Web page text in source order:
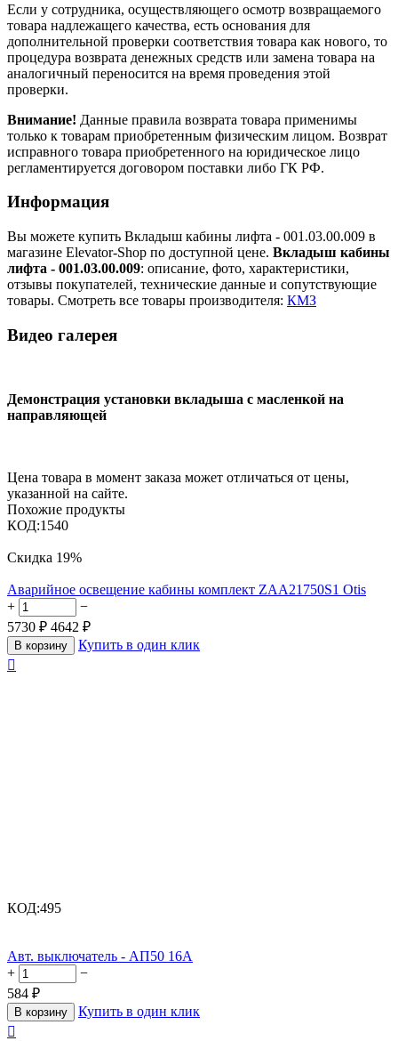
Если у сотрудника, осуществляющего осмотр возвращаемого
товара надлежащего качества, есть основания для
дополнительной проверки соответствия товара как нового, то
процедура возврата денежных средств или замена товара на
аналогичный переносится на время проведения этой
проверки.
Внимание! Данные правила возврата товара применимы
только к товарам приобретенным физическим лицом. Возврат
исправного товара приобретенного на юридическое лицо
регламентируется договором поставки либо ГК РФ.
Информация
Вы можете купить Вкладыш кабины лифта - 001.03.00.009 в
магазине Elevator-Shop по доступной цене. Вкладыш кабины
лифта - 001.03.00.009: описание, фото, характеристики,
отзывы покупателей, технические данные и сопутствующие
товары. Смотреть все товары производителя: КМЗ
Видео галерея
Демонстрация установки вкладыша с масленкой на
направляющей
Цена товара в момент заказа может отличаться от цены,
указанной на сайте.
Похожие продукты
КОД:1540
Скидка 19%
Аварийное освещение кабины комплект ZAA21750S1 Otis
+
−
5730 ₽ 4642 ₽
В корзину
Купить в один клик

КОД:495
Авт. выключатель - АП50 16А
+
−
584 ₽
В корзину
Купить в один клик
